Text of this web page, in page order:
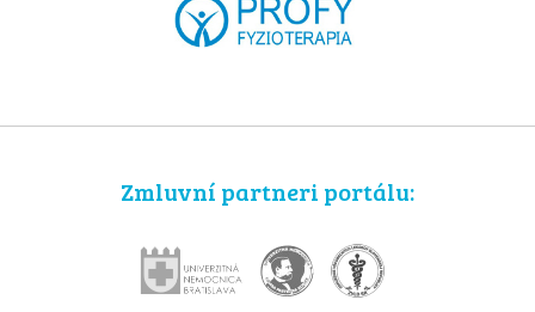
Zmluvní partneri portálu: